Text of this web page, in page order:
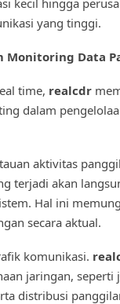
yang tinggi.
Monitoring Data
time, realcdr
dalam
aktivitas
terjadi akan
Hal ini
secara aktual.
komunikasi.
jaringan, seperti
distribusi